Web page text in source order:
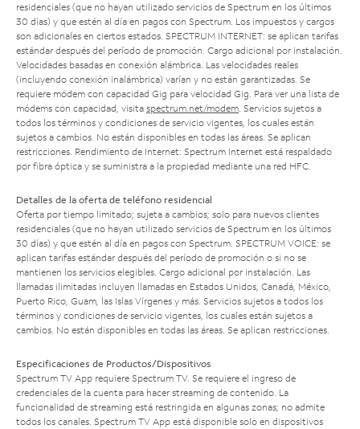
residenciales (que no hayan utilizado servicios de Spectrum en los últimos
30 días) y que estén al día en pagos con Spectrum. Los impuestos y cargos
son adicionales en ciertos estados. SPECTRUM INTERNET: se aplican tarifas
estándar después del período de promoción. Cargo adicional por instalación.
Velocidades basadas en conexión alámbrica. Las velocidades reales
(incluyendo conexión inalámbrica) varían y no están garantizadas. Se
requiere módem con capacidad Gig para velocidad Gig. Para ver una lista de
módems con capacidad, visita spectrum.net/modem. Servicios sujetos a
todos los términos y condiciones de servicio vigentes, los cuales están
sujetos a cambios. No están disponibles en todas las áreas. Se aplican
restricciones. Rendimiento de Internet: Spectrum Internet está respaldado
por fibra óptica y se suministra a la propiedad mediante una red HFC.
Detalles de la oferta de teléfono residencial
Oferta por tiempo limitado; sujeta a cambios; solo para nuevos clientes
residenciales (que no hayan utilizado servicios de Spectrum en los últimos
30 días) y que estén al día en pagos con Spectrum. SPECTRUM VOICE: se
aplican tarifas estándar después del período de promoción o si no se
mantienen los servicios elegibles. Cargo adicional por instalación. Las
llamadas ilimitadas incluyen llamadas en Estados Unidos, Canadá, México,
Puerto Rico, Guam, las Islas Vírgenes y más. Servicios sujetos a todos los
términos y condiciones de servicio vigentes, los cuales están sujetos a
cambios. No están disponibles en todas las áreas. Se aplican restricciones.
Especificaciones de Productos/Dispositivos
Spectrum TV App requiere Spectrum TV. Se requiere el ingreso de
credenciales de la cuenta para hacer streaming de contenido. La
funcionalidad de streaming está restringida en algunas zonas; no admite
todos los canales. Spectrum TV App está disponible solo en dispositivos